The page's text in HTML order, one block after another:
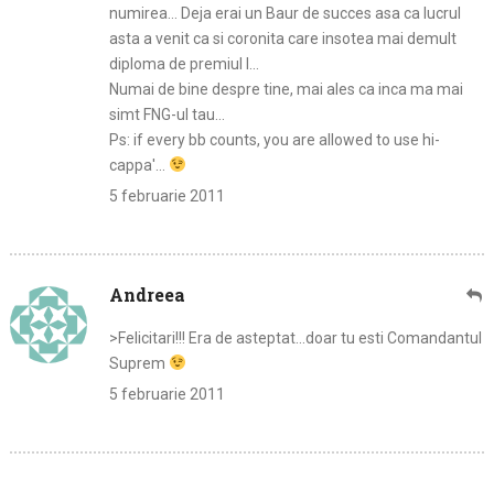
numirea… Deja erai un Baur de succes asa ca lucrul
asta a venit ca si coronita care insotea mai demult
diploma de premiul I…
Numai de bine despre tine, mai ales ca inca ma mai
simt FNG-ul tau…
Ps: if every bb counts, you are allowed to use hi-
cappa'…
5 februarie 2011
Andreea
>Felicitari!!! Era de asteptat…doar tu esti Comandantul
Suprem
5 februarie 2011